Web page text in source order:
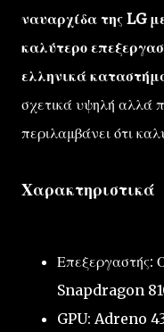
ναυαρχίδα της LG
καλύτερο
ελληνικά
σχετικά υψηλή αλλά
περιλαμβάνει ότι
Χαρακτηριστικά
Επεξεργαστής:
Snapdragon
GPU: Adreno